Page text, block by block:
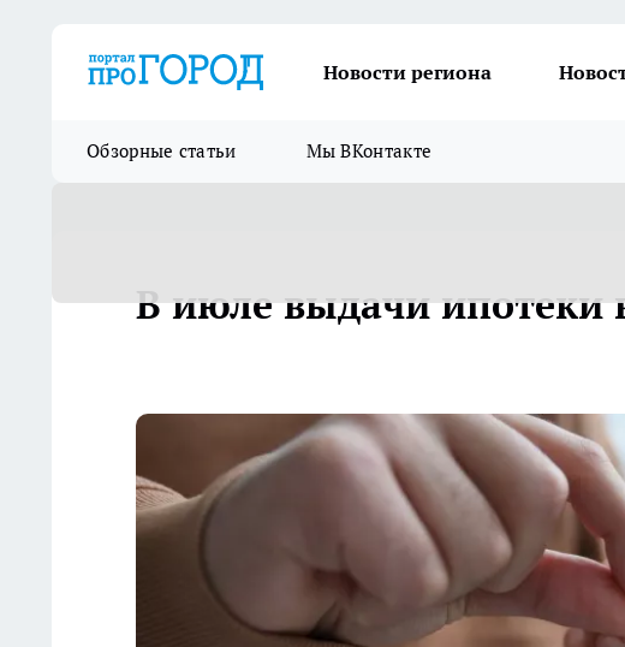
Новости региона
Обзорные статьи Мы ВКонтакте
В июле выдачи ипотеки